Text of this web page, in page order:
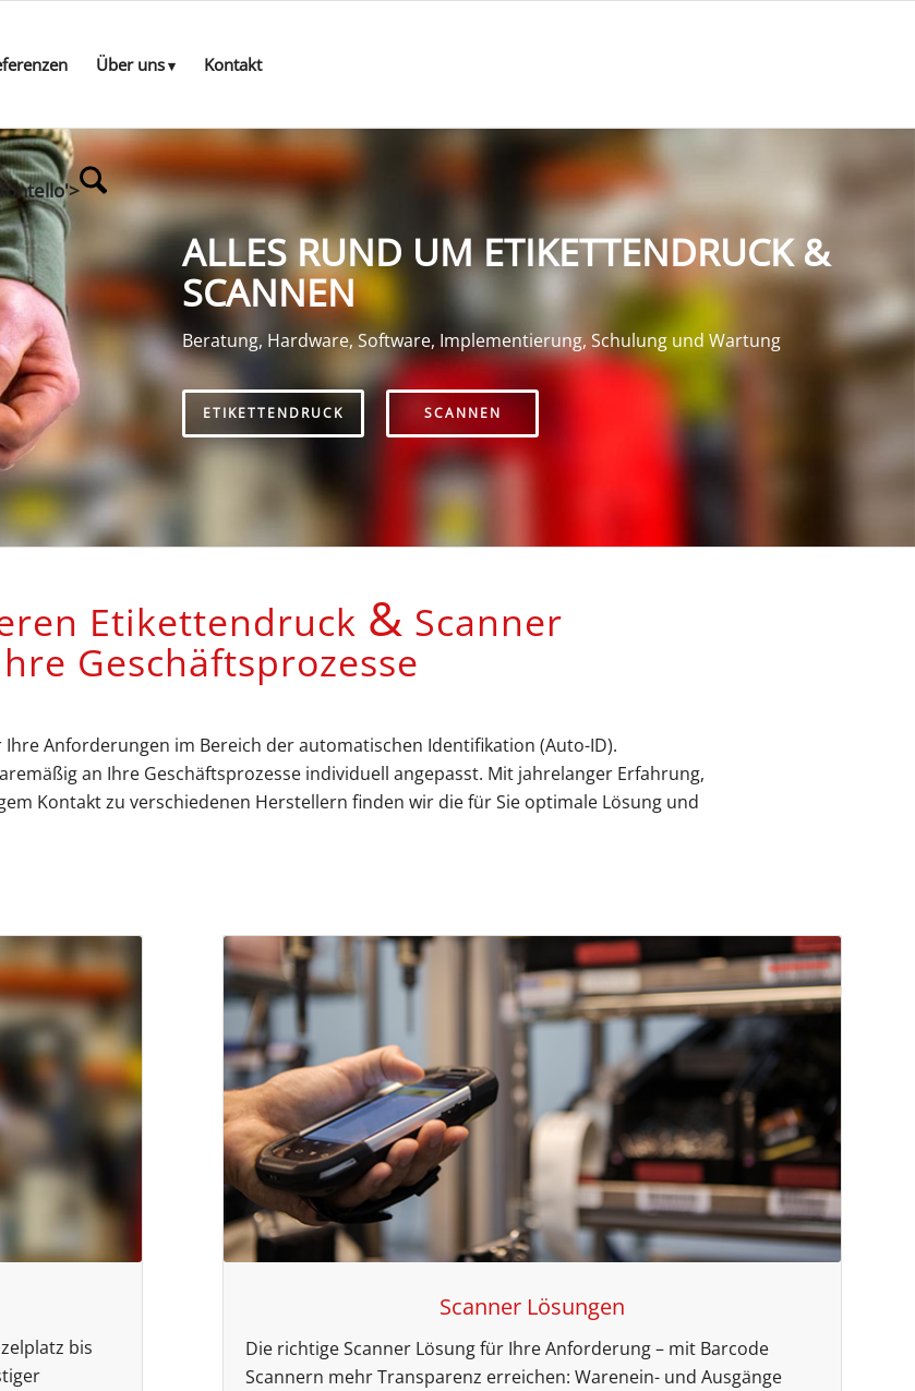
Über uns Kontakt
ALLES RUND UM ETIKETTENDRUCK &
SCANNEN
Beratung, Hardware, Software, Implementierung, Schulung und Wartung
ETIKETTENDRUCK SCANNEN
Etikettendruck & Scanner
Geschäftsprozesse
Anforderungen im Bereich der automatischen Identifikation (Auto-ID).
an Ihre Geschäftsprozesse individuell angepasst. Mit jahrelanger Erfahrung,
Kontakt zu verschiedenen Herstellern finden wir die für Sie optimale Lösung und
bis
Scanner Lösungen
Die richtige Scanner Lösung für Ihre Anforderung – mit Barcode
Scannern mehr Transparenz erreichen: Warenein- und Ausgänge